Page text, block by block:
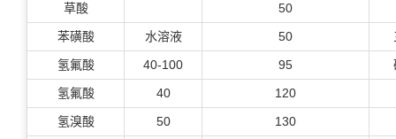
草酸
50
苯磺酸
水溶液 50
氢氟酸
40-100 95
氢氟酸
40
120
氢溴酸
50
130